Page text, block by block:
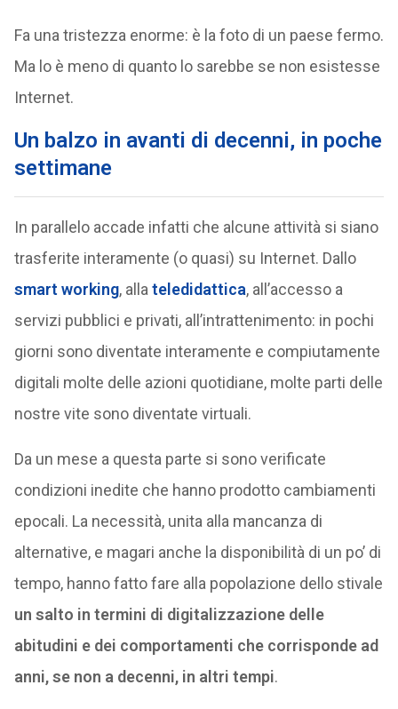
Fa una tristezza enorme: è la foto di un paese fermo.
Ma lo è meno di quanto lo sarebbe se non esistesse
Internet.
Un balzo in avanti di decenni, in poche
settimane
In parallelo accade infatti che alcune attività si siano
trasferite interamente (o quasi) su Internet. Dallo
smart working, alla teledidattica, all’accesso a
servizi pubblici e privati, all’intrattenimento: in pochi
giorni sono diventate interamente e compiutamente
digitali molte delle azioni quotidiane, molte parti delle
nostre vite sono diventate virtuali.
Da un mese a questa parte si sono verificate
condizioni inedite che hanno prodotto cambiamenti
epocali. La necessità, unita alla mancanza di
alternative, e magari anche la disponibilità di un po’ di
tempo, hanno fatto fare alla popolazione dello stivale
un salto in termini di digitalizzazione delle
abitudini e dei comportamenti che corrisponde ad
anni, se non a decenni, in altri tempi.